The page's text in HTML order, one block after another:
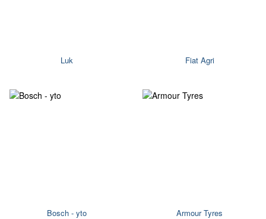
Luk Fiat Agri
Bosch - yto Armour Tyres